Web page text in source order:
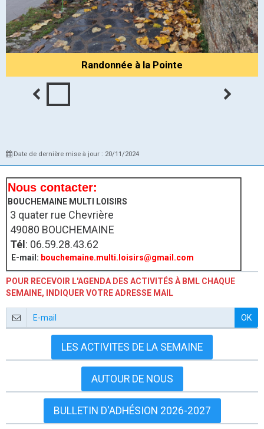
Randonnée à la Pointe
Date de dernière mise à jour : 20/11/2024
Nous contacter:
BOUCHEMAINE MULTI LOISIRS
3 quater rue Chevrière
49080 BOUCHEMAINE
Tél : 06.59.28.43.62
E-mail: bouchemaine.multi.loisirs@gmail.com
POUR RECEVOIR L'AGENDA DES ACTIVITÉS À BML CHAQUE
SEMAINE, INDIQUER VOTRE ADRESSE MAIL
OK
LES ACTIVITES DE LA SEMAINE
AUTOUR DE NOUS
BULLETIN D'ADHÉSION 2026-2027